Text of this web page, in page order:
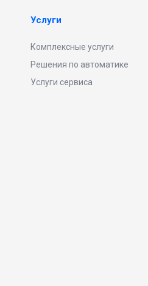
Услуги
Комплексные услуги
Решения по автоматике
Услуги сервиса